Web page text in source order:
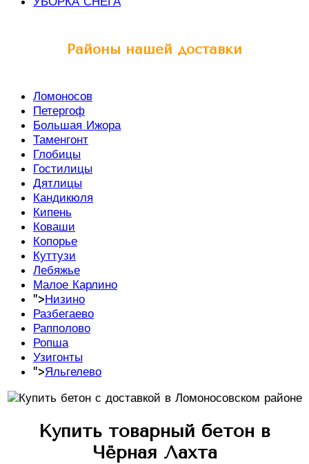
Районы нашей доставки
Ломоносов
Петергоф
Большая Ижора
Таменгонт
Глобицы
Гостилицы
Дятлицы
Кандикюля
Кипень
Коваши
Копорье
Куттузи
Лебяжье
Малое Карлино
">Низино
Разбегаево
Рапполово
Ропша
Узигонты
">Яльгелево
Купить товарный бетон в
Чёрная Лахта